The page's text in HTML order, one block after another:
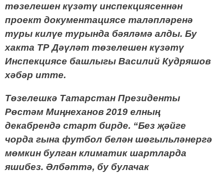
төзелешен күзәтү инспекциясеннән
проект документациясе таләпләренә
туры килүе турында бәяләмә алды. Бу
хакта ТР Дәүләт төзелешен күзәтү
Инспекциясе башлыгы Василий Кудряшов
хәбәр итте.
Төзелешкә Татарстан Президенты
Рөстәм Миңнеханов 2019 елның
декабрендә старт бирде. “Без җәйге
чорда гына футбол белән шөгыльләнергә
мөмкин булган климатик шартларда
яшибез. Әлбәттә, бу булачак